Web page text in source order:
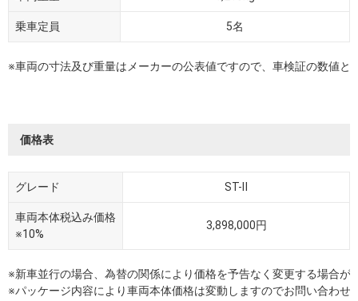
乗車定員 5名
※車両の寸法及び重量はメーカーの公表値ですので、車検証の数値と
価格表
グレード ST-Ⅱ
車両本体税込み価格
※10%
3,898,000円
※新車並行の場合、為替の関係により価格を予告なく変更する場合が
※パッケージ内容により車両本体価格は変動しますのでお問い合わ